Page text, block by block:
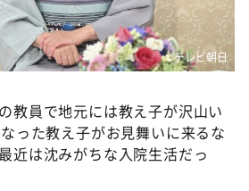
©テレビ朝日
教員で地元には教え子が沢山い
った教え子がお見舞いに来るな
近は沈みがちな入院生活だっ